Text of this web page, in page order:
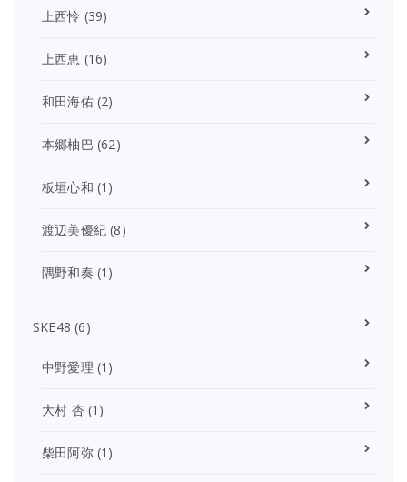
上西怜 (39)
上西恵 (16)
和田海佑(2)
本郷柚巴 (62)
板垣心和 (1)
渡辺美優紀 (8)
隅野和奏 (1)
SKE48 (6)
中野愛理 (1)
大村 杏(1)
柴田阿弥(1)